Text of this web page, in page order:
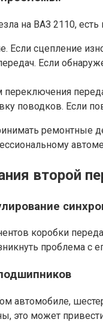
на ВАЗ 2110,
Если сцепление
Если
переключения
поводков. Если
ремонтные
второй
коробки
проблема с
автомобиле,
это может